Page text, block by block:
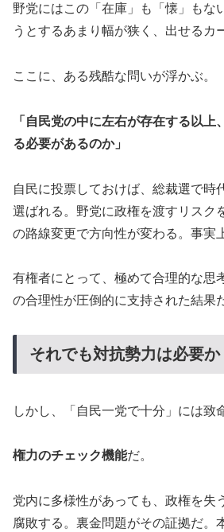
野党にはこの「在庫」も「懐」もな
うとするあまり幅が狭く、出せるカ
ここに、ある残酷な問いが浮かぶ。
「自民党の中に左右が存在する以上
る必要があるのか」
自民に投票しておけば、総裁選で時
選ばれる。野党に政権を渡すリスク
の路線変更で方向性が変わる。事実
有権者にとって、極めて合理的な思
の合理性が圧倒的に支持された結果
それでも対抗勢力は必要か
しかし、「自民一党で十分」には致
権力のチェック機能だ。
党内に多様性があっても、政権を失
腐敗する。裏金問題がその証拠だ。